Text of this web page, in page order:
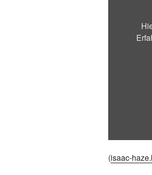
Bandcamp
anzeigen
(isaac-